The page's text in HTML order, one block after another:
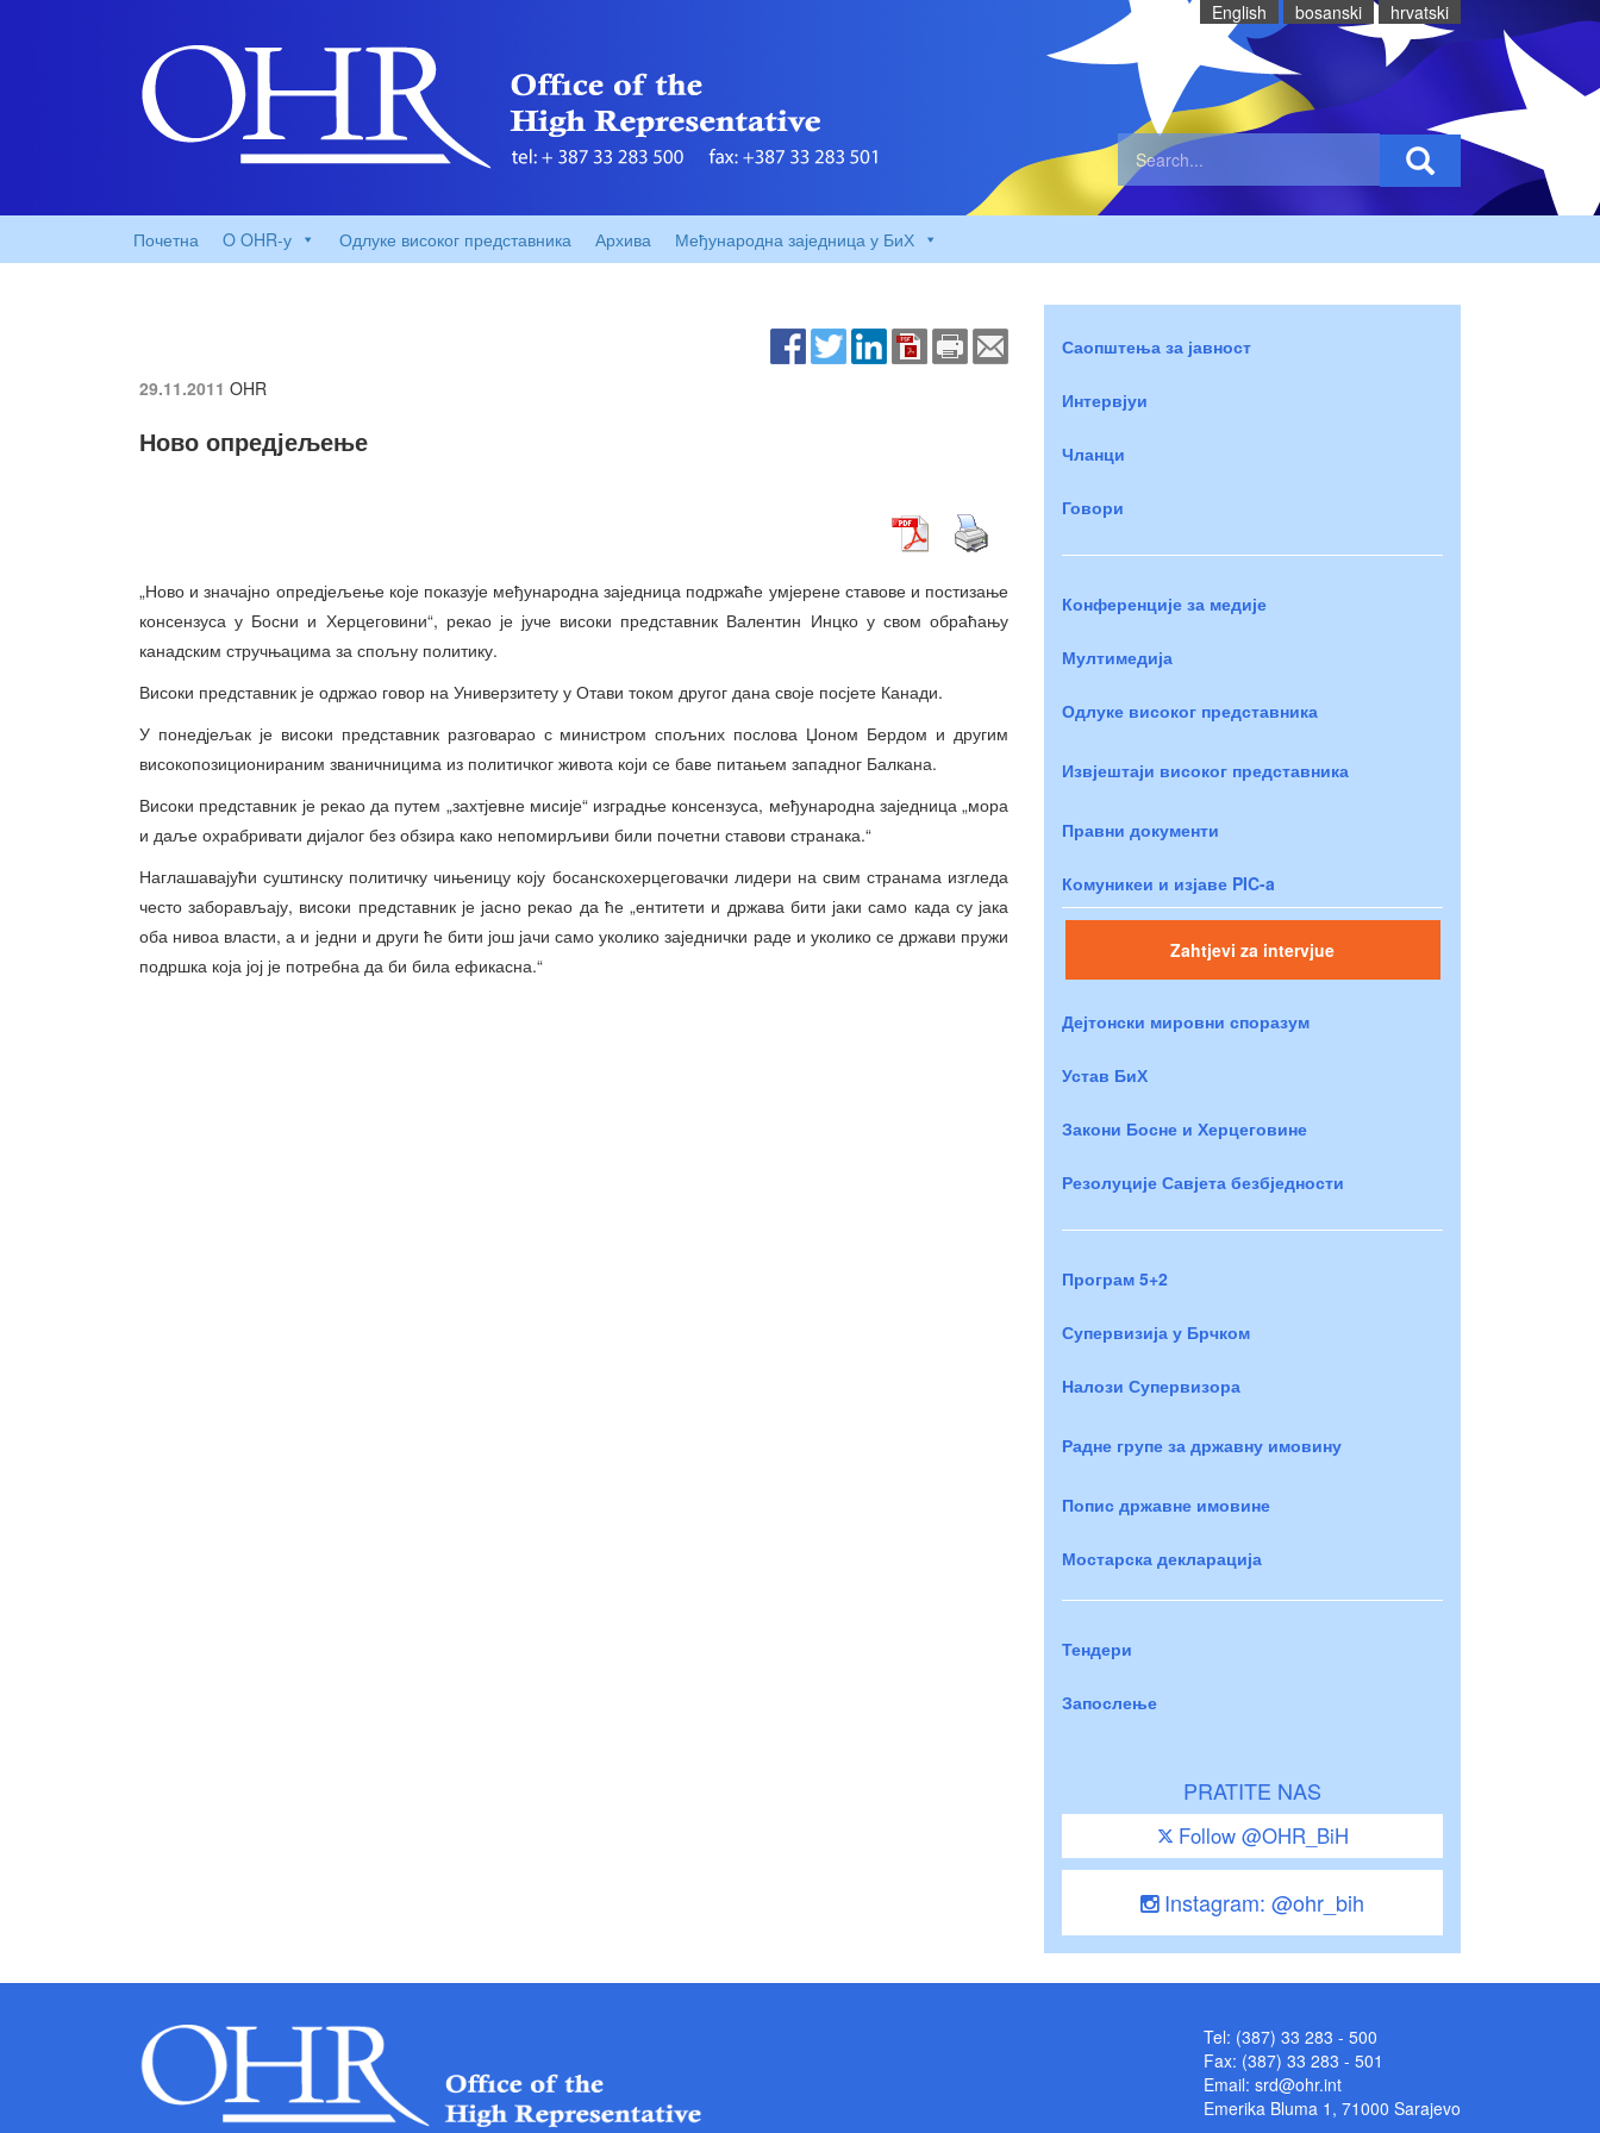
English bosanski hrvatski
Почетна O OHR-у Одлуке високог представника Архива Међународна заједница у БиХ
29.11.2011 OHR
Ново опредјељење
„Ново и значајно опредјељење које показује међународна заједница подржаће умјерене ставове и постизање
консензуса у Босни и Херцеговини“, рекао је јуче високи представник Валентин Инцко у свом обраћању
канадским стручњацима за спољну политику.
Високи представник је одржао говор на Универзитету у Отави током другог дана своје посјете Канади.
У понедјељак је високи представник разговарао с министром спољних послова Џоном Бердом и другим
високопозиционираним званичницима из политичког живота који се баве питањем западног Балкана.
Високи представник је рекао да путем „захтјевне мисије“ изградње консензуса, међународна заједница „мора
и даље охрабривати дијалог без обзира како непомирљиви били почетни ставови странака.“
Наглашавајући суштинску политичку чињеницу коју босанскохерцеговачки лидери на свим странама изгледа
често заборављају, високи представник је јасно рекао да ће „ентитети и држава бити јаки само када су јака
оба нивоа власти, а и једни и други ће бити још јачи само уколико заједнички раде и уколико се држави пружи
подршка која јој је потребна да би била ефикасна.“
Саопштења за јавност
Интервјуи
Чланци
Говори
Конференције за медије
Мултимедија
Одлуке високог представника
Извјештаји високог представника
Правни документи
Комуникеи и изјаве PIC-a
Zahtjevi za intervjue
Дејтонски мировни споразум
Устав БиХ
Закони Босне и Херцеговине
Резолуције Савјета безбједности
Програм 5+2
Супервизија у Брчком
Налози Супервизора
Радне групе за државну имовину
Попис државне имовине
Мостарска декларација
Тендери
Запослење
PRATITE NAS
Follow @OHR_BiH
Instagram: @ohr_bih
Tel: (387) 33 283 - 500
Fax: (387) 33 283 - 501
Email: srd@ohr.int
Emerika Bluma 1, 71000 Sarajevo